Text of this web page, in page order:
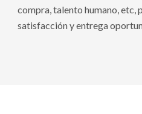
compra, talento humano, etc,
satisfacción y entrega